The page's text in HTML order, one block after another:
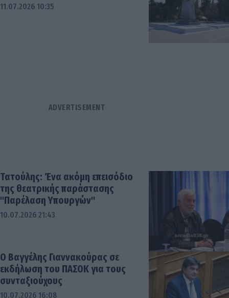
11.07.2026 10:35
Τατούλης: Ένα ακόμη επεισόδιο
της θεατρικής παράστασης
"Παρέλαση Υπουργών"
10.07.2026 21:43
Ο Βαγγέλης Γιαννακούρας σε
εκδήλωση του ΠΑΣΟΚ για τους
συνταξιούχους
10.07.2026 16:08